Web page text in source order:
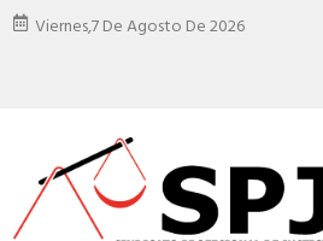
Viernes,7 De Agosto De 2026